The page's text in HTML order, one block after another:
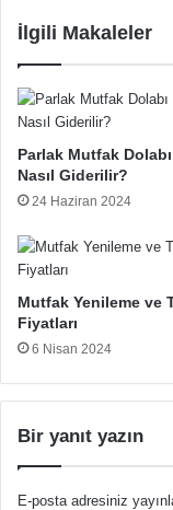
İlgili Makaleler
Parlak Mutfak
Nasıl Giderilir?
24 Haziran 2024
Mutfak Yenileme ve
Fiyatları
6 Nisan 2024
Bir yanıt yazın
E-posta adresiniz